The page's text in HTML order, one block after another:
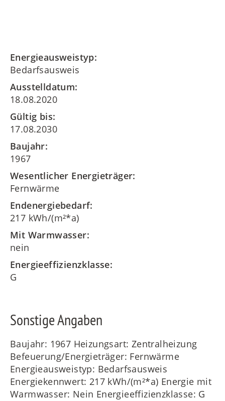
Energieausweistyp:
Bedarfsausweis
Ausstelldatum:
18.08.2020
Gültig bis:
17.08.2030
Baujahr:
1967
Wesentlicher Energieträger:
Fernwärme
Endenergiebedarf:
217 kWh/(m²*a)
Mit Warmwasser:
nein
Energieeffizienzklasse:
G
Sonstige Angaben
Baujahr: 1967 Heizungsart: Zentralheizung
Befeuerung/Energieträger: Fernwärme
Energieausweistyp: Bedarfsausweis
Energiekennwert: 217 kWh/(m²*a) Energie mit
Warmwasser: Nein Energieeffizienzklasse: G